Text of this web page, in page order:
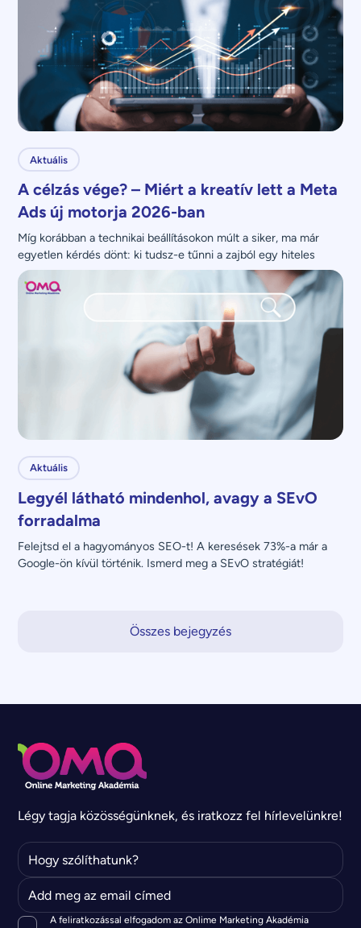
Aktuális
A célzás vége? – Miért a kreatív lett a Meta
Ads új motorja 2026-ban
Míg korábban a technikai beállításokon múlt a siker, ma már
egyetlen kérdés dönt: ki tudsz-e tűnni a zajból egy hiteles
üzenettel?
Aktuális
Legyél látható mindenhol, avagy a SEvO
forradalma
Felejtsd el a hagyományos SEO-t! A keresések 73%-a már a
Google-ön kívül történik. Ismerd meg a SEvO stratégiát!
Összes bejegyzés
Légy tagja közösségünknek, és iratkozz fel hírlevelünkre!
A feliratkozással elfogadom az Onlime Marketing Akadémia